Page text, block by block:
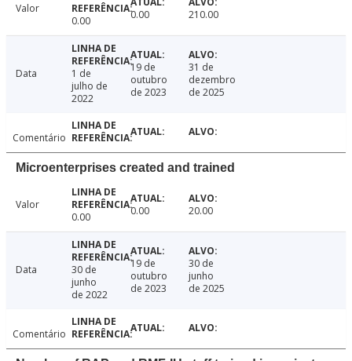
Valor
0.00
0.00 210.00
Data
1 de
julho de
2022
19 de
outubro
de 2023
31 de
dezembro
de 2025
Comentário
Microenterprises created and trained
Valor
0.00
0.00 20.00
Data
30 de
junho
de 2022
19 de
outubro
de 2023
30 de
junho
de 2025
Comentário